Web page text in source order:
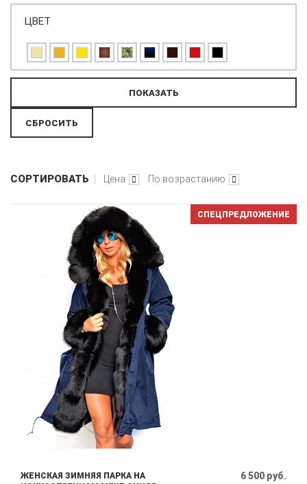
ЦВЕТ
СОРТИРОВАТЬ Цена По возрастанию
СПЕЦПРЕДЛОЖЕНИЕ
ЖЕНСКАЯ ЗИМНЯЯ ПАРКА НА
6 500 руб.